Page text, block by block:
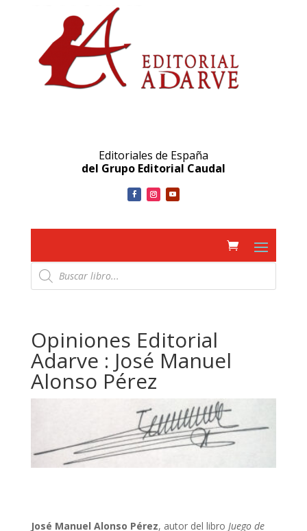
Editoriales de España
del Grupo Editorial Caudal
Búsqueda
de
productos
Opiniones Editorial
Adarve : José Manuel
Alonso Pérez
José Manuel Alonso Pérez, autor del libro Juego de